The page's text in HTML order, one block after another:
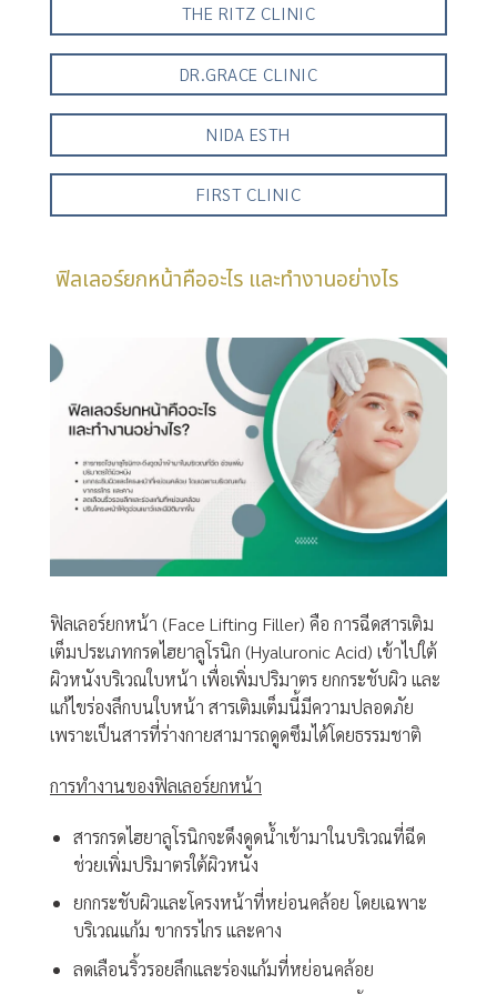
THE RITZ CLINIC
DR.GRACE CLINIC
NIDA ESTH
FIRST CLINIC
ฟิลเลอร์ยกหน้าคืออะไร และทำงานอย่างไร
ฟิลเลอร์ยกหน้า (Face Lifting Filler) คือ การฉีดสารเติม
เต็มประเภทกรดไฮยาลูโรนิก (Hyaluronic Acid) เข้าไปใต้
ผิวหนังบริเวณใบหน้า เพื่อเพิ่มปริมาตร ยกกระชับผิว และ
แก้ไขร่องลึกบนใบหน้า สารเติมเต็มนี้มีความปลอดภัย
เพราะเป็นสารที่ร่างกายสามารถดูดซึมได้โดยธรรมชาติ
การทำงานของฟิลเลอร์ยกหน้า
สารกรดไฮยาลูโรนิกจะดึงดูดน้ำเข้ามาในบริเวณที่ฉีด
ช่วยเพิ่มปริมาตรใต้ผิวหนัง
ยกกระชับผิวและโครงหน้าที่หย่อนคล้อย โดยเฉพาะ
บริเวณแก้ม ขากรรไกร และคาง
ลดเลือนริ้วรอยลึกและร่องแก้มที่หย่อนคล้อย